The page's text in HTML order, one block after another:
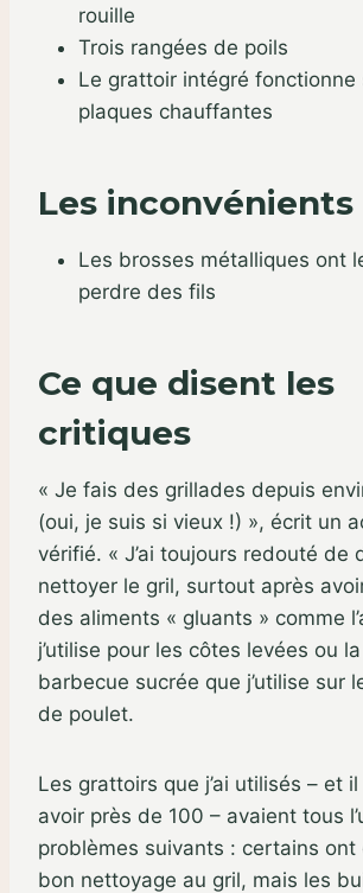
rouille
Trois rangées de poils
Le grattoir intégré fonctionne
plaques chauffantes
Les inconvénients
Les brosses métalliques ont
perdre des fils
Ce que disent les
critiques
« Je fais des grillades depuis
(oui, je suis si vieux !) », écrit un
vérifié. « J’ai toujours redouté de
nettoyer le gril, surtout après
des aliments « gluants » comme
j’utilise pour les côtes levées ou
barbecue sucrée que j’utilise sur
de poulet.
Les grattoirs que j’ai utilisés – et
avoir près de 100 – avaient tous
problèmes suivants : certains ont
bon nettoyage au gril, mais les